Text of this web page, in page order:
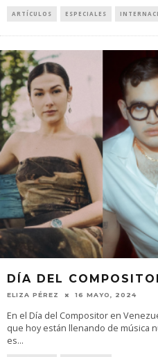
ARTÍCULOS ESPECIALES
DÍA DEL
ELIZA PÉREZ 16 MAYO, 2024
En el Día del Compositor en
que hoy están llenando de música
es...